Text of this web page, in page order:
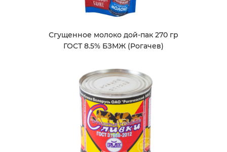
Сгущенное молоко дой-пак 270 гр
ГОСТ 8.5% БЗМЖ (Рогачев)